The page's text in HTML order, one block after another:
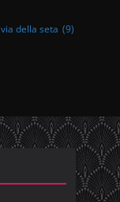
via della seta (9)